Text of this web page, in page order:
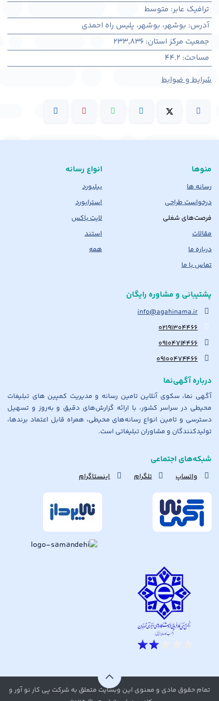
ترافیک عابر: متوسط
آدرس: بوشهر، بوشهر، پلیس راه احمدی
جمعیت مرکز استان:
233,836
مساحت:
44.2
شرایط و ضوابط
منوها
رسانه ها
درخواست طراحی
فرصت‌های شغلی
مقالات
درباره ما
تماس با ما
انواع رسانه
بیلبورد
استرابورد
لایت باکس
استند
همه
پشتیبانی و مشاوره رایگان
info@agahinama.ir
۰۲۱۹۱۳۰۴۴۶۶
۰۹۱۰۴۷۱۴۴۶۶
۰۹۱۰۰۴۷۴۴۶۶
درباره آگهی‌نما
آگهی نما، سکوی آنلاین تامین رسانه و مدیریت کمپین های تبلیغات
محیطی در سراسر کشور، با ارائه گزارش‌های دقیق و به‌روز و تسهیل
دسترسی و تامین انواع رسانه‌های محیطی، همراه قابل اعتماد برندها،
تولیدکنندگان و مشاوران تبلیغاتی است.
شبکه‌های اجتماعی
واتساپ تلگرام اینستاگرام
تمام حقوق مادی و معنوی این وبسایت متعلق به شرکت پی کار نو آور و